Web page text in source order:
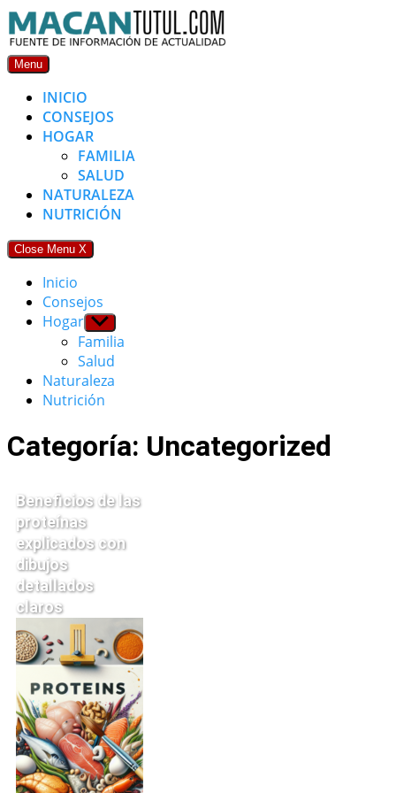
Skip
to
content
Menu
INICIO
CONSEJOS
HOGAR
FAMILIA
SALUD
NATURALEZA
NUTRICIÓN
Close Menu X
Inicio
Consejos
Hogar Show
sub
menu
Familia
Salud
Naturaleza
Nutrición
Categoría: Uncategorized
Beneficios de las
proteínas
explicados con
dibujos
detallados
claros